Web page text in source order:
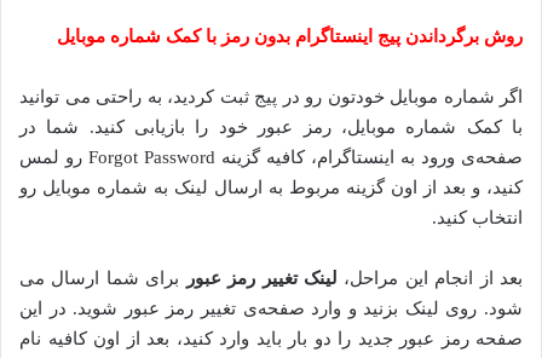
روش برگرداندن پیج اینستاگرام بدون رمز با کمک شماره موبایل
اگر شماره موبایل خودتون رو در پیج ثبت کردید، به راحتی می توانید
با کمک شماره موبایل، رمز عبور خود را بازیابی کنید. شما در
صفحه‌ی ورود به اینستاگرام، کافیه گزینه Forgot Password رو لمس
کنید، و بعد از اون گزینه مربوط به ارسال لینک به شماره موبایل رو
انتخاب کنید.
بعد از انجام این مراحل، لینک تغییر رمز عبور
برای شما ارسال می
شود. روی لینک بزنید و وارد صفحه‌ی تغییر رمز عبور شوید. در این
صفحه رمز عبور جدید را دو بار باید وارد کنید، بعد از اون کافیه نام